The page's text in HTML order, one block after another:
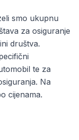
smo ukupnu
za osiguranje
društva.
te za
Na
cijenama.